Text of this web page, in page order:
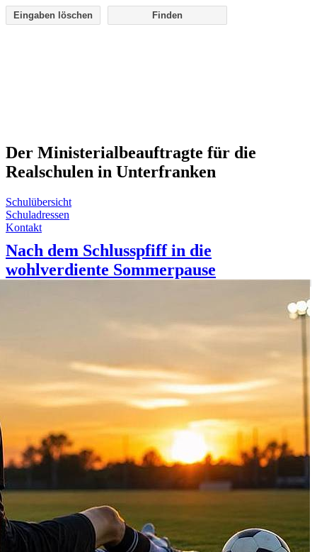
Eingaben löschen
Der Ministerialbeauftragte für die
Realschulen in Unterfranken
Schulübersicht
Schuladressen
Kontakt
Nach dem Schlusspfiff in die
wohlverdiente Sommerpause